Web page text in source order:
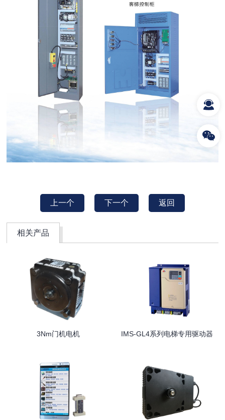
上一个 下一个 返回
相关产品
3Nm门机电机 IMS-GL4系列电梯专用驱动器